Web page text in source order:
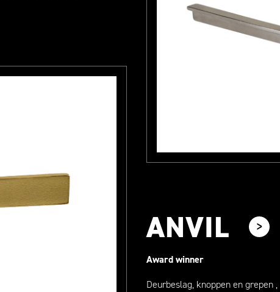
ANVIL
Award winner
Deurbeslag, knoppen en grepen